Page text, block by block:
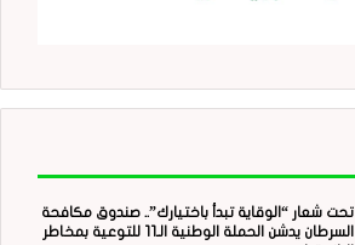
تحت شعار “الوقاية تبدأ باختيارك”.. صندوق مكافحة
السرطان يدشن الحملة الوطنية الـ11 للتوعية بمخاطر